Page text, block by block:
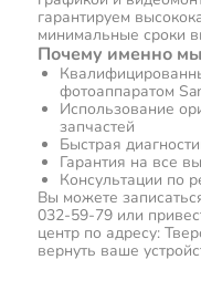
гарантируем
минимальные сроки
Почему именно
фотоаппаратом
Использование
запчастей
Быстрая
Гарантия на все
Консультации по
Вы можете
032-59-79 или
центр по адресу:
вернуть ваше